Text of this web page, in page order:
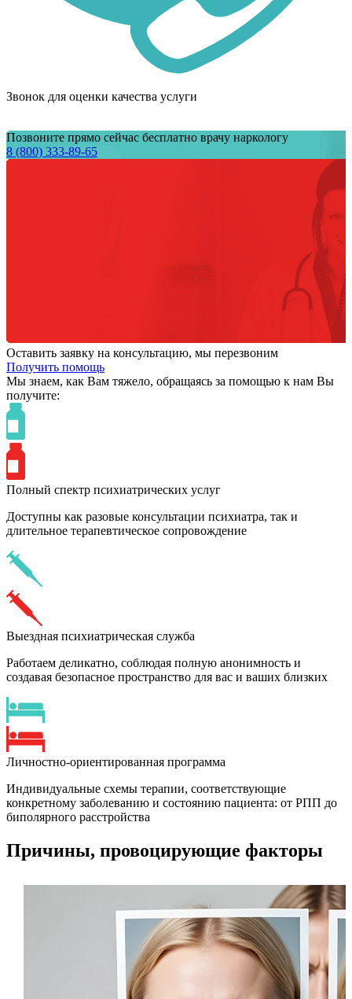
Звонок для оценки качества услуги
Позвоните прямо сейчас бесплатно врачу наркологу
8 (800) 333-89-65
Оставить заявку на консультацию, мы перезвоним
Получить помощь
Мы знаем, как Вам тяжело, обращаясь за помощью к нам Вы
получите:
Полный спектр психиатрических услуг
Доступны как разовые консультации психиатра, так и
длительное терапевтическое сопровождение
Выездная психиатрическая служба
Работаем деликатно, соблюдая полную анонимность и
создавая безопасное пространство для вас и ваших близких
Личностно-ориентированная программа
Индивидуальные схемы терапии, соответствующие
конкретному заболеванию и состоянию пациента: от РПП до
биполярного расстройства
Причины, провоцирующие факторы